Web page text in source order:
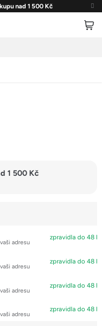
nad 1 500 Kč
1 500 Kč
adresu
zpravidla do 48
adresu
zpravidla do 48
adresu
zpravidla do 48
adresu
zpravidla do 48